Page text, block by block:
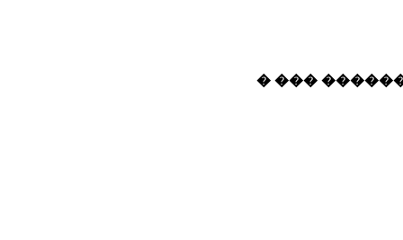
� ���